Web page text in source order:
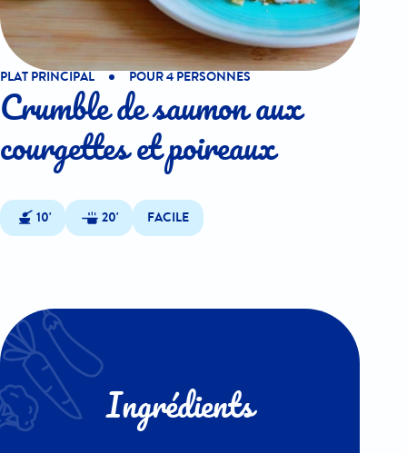
PLAT PRINCIPAL POUR 4 PERSONNES
Crumble de saumon aux
courgettes et poireaux
10' 20' FACILE
Ingrédients